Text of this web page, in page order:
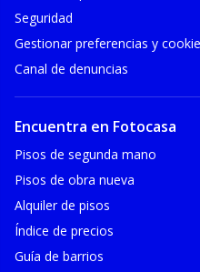
Seguridad
Gestionar preferencias y
Canal de denuncias
Encuentra en Fotocasa
Pisos de segunda mano
Pisos de obra nueva
Alquiler de pisos
Índice de precios
Guía de barrios